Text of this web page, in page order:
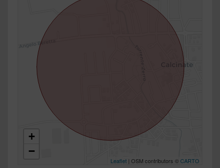
+
−
Leaflet | OSM contributors ©CARTO